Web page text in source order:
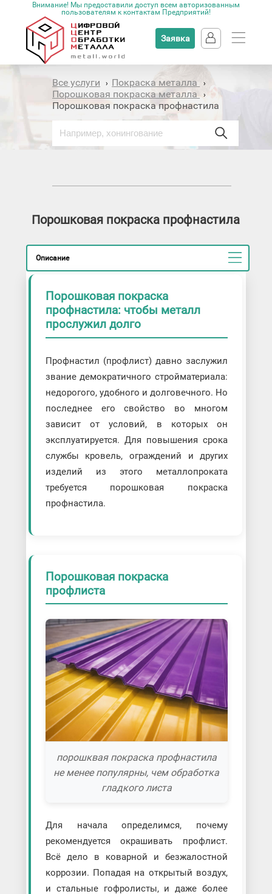
Внимание! Мы предоставили доступ всем авторизованным
пользователям к контактам Предприятий!
Заявка
Все услуги › Покраска металла ›
Порошковая покраска металла ›
Порошковая покраска профнастила
Порошковая покраска профнастила
Описание
Порошковая покраска
профнастила: чтобы металл
прослужил долго
Профнастил (профлист) давно заслужил
звание демократичного стройматериала:
недорогого, удобного и долговечного. Но
последнее его свойство во многом
зависит от условий, в которых он
эксплуатируется. Для повышения срока
службы кровель, ограждений и других
изделий из этого металлопроката
требуется порошковая покраска
профнастила.
Порошковая покраска
профлиста
порошквая покраска профнастила
не менее популярны, чем обработка
гладкого листа
Для начала определимся, почему
рекомендуется окрашивать профлист.
Всё дело в коварной и безжалостной
коррозии. Попадая на открытый воздух,
и стальные гофролисты, и даже более